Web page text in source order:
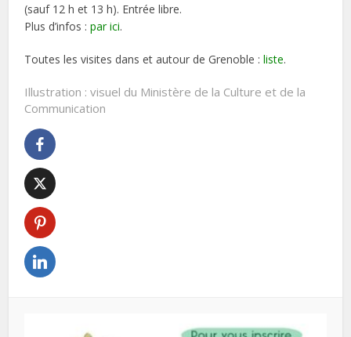
(sauf 12 h et 13 h). Entrée libre.
Plus d’infos :par ici.
Toutes les visites dans et autour de Grenoble :liste.
Illustration : visuel du Ministère de la Culture et de la
Communication